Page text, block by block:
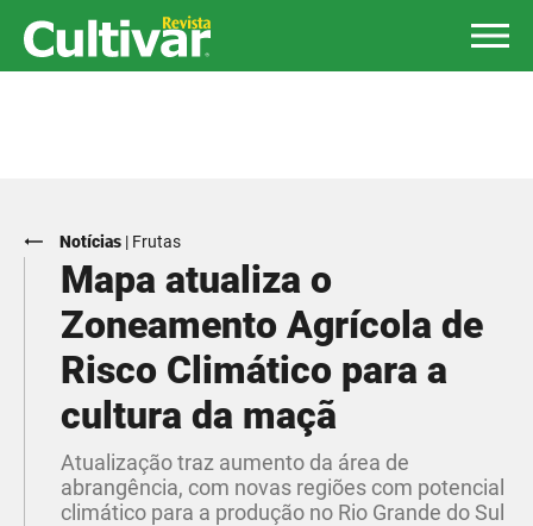
Notícias | Frutas
Mapa atualiza o
Zoneamento Agrícola de
Risco Climático para a
cultura da maçã
Atualização traz aumento da área de
abrangência, com novas regiões com potencial
climático para a produção no Rio Grande do Sul